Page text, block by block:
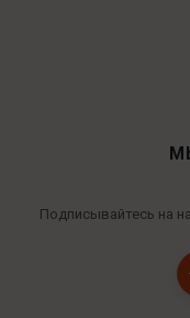
Подписывайтесь на